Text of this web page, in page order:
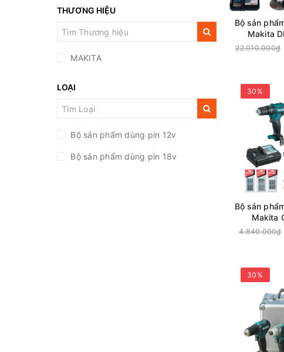
10.000.000đ - 20.000.000đ
Giá trên 20.000.000đ
THƯƠNG HIỆU
MAKITA
LOẠI
Bộ sản phẩm dùng pin 12v
Bộ sản phẩm dùng pin 18v
Bộ sản
Makita
22.010.000₫
30%
Bộ sản
Makita
4.840.000₫
30%